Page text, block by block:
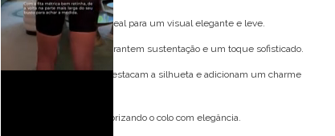
Comprimento: midi, ideal para um visual elegante e leve.
Alças: grossas, que garantem sustentação e um toque sofisticado.
Recortes na cintura: destacam a silhueta e adicionam um charme
Decote: quadrado, valorizando o colo com elegância.